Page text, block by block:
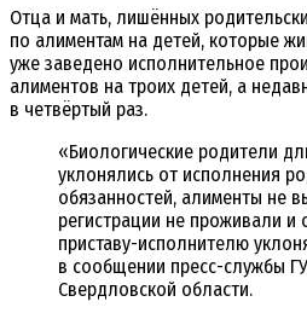
Отца и мать, лишённых
по алиментам на детей, которые
уже заведено исполнительное
алиментов на троих детей, а
в четвёртый раз.
«Биологические родители
уклонялись от исполнения
обязанностей, алименты не
регистрации не проживали и
приставу-исполнителю
в сообщении пресс-службы
Свердловской области.